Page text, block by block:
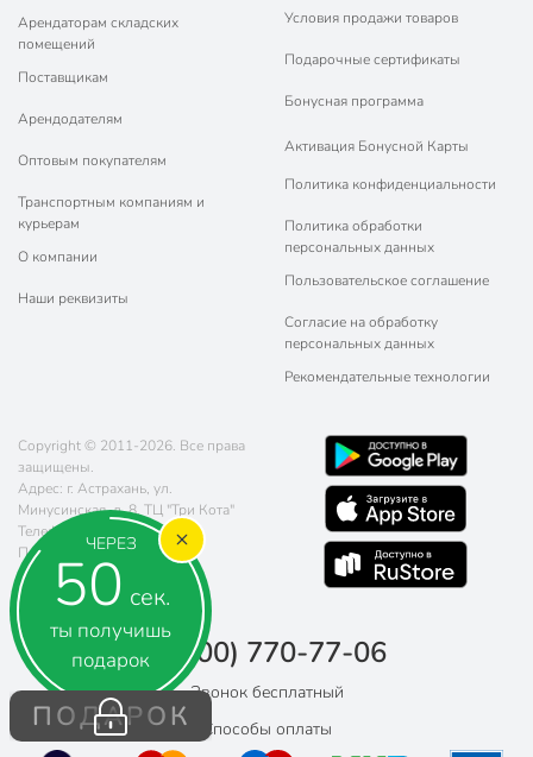
ЧЕРЕЗ
49 сек.
ты получишь
подарок
ПОДАРОК
Арендаторам складских
помещений
Поставщикам
Арендодателям
Оптовым покупателям
Транспортным компаниям и
курьерам
О компании
Наши реквизиты
Условия продажи товаров
Подарочные сертификаты
Бонусная программа
Активация Бонусной Карты
Политика конфиденциальности
Политика обработки
персональных данных
Пользовательское соглашение
Согласие на обработку
персональных данных
Рекомендательные технологии
Copyright © 2011-2026. Все права
защищены.
Адрес: г. Астрахань, ул.
Минусинская, д. 8, ТЦ "Три Кота"
Телефон:
8 (800) 770-77-06
Почта:
sales@poryadok.ru
8 (800) 770-77-06
Звонок бесплатный
Способы оплаты